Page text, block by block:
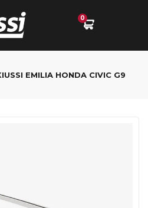
0
EMILIA HONDA CIVIC G9